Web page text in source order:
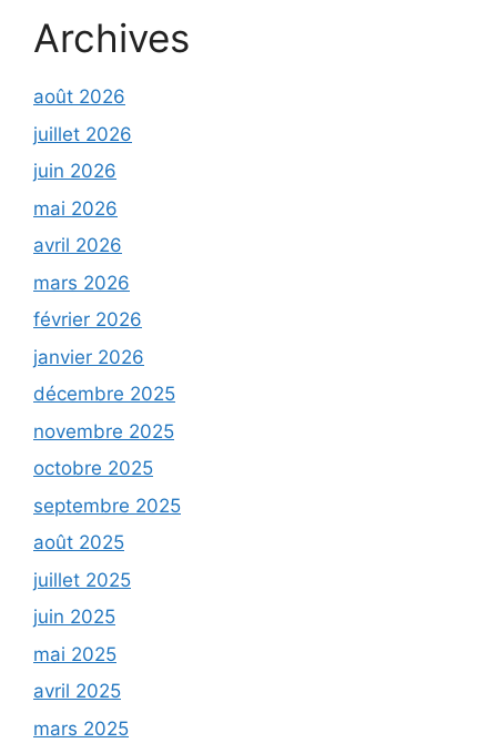
Archives
août 2026
juillet 2026
juin 2026
mai 2026
avril 2026
mars 2026
février 2026
janvier 2026
décembre 2025
novembre 2025
octobre 2025
septembre 2025
août 2025
juillet 2025
juin 2025
mai 2025
avril 2025
mars 2025